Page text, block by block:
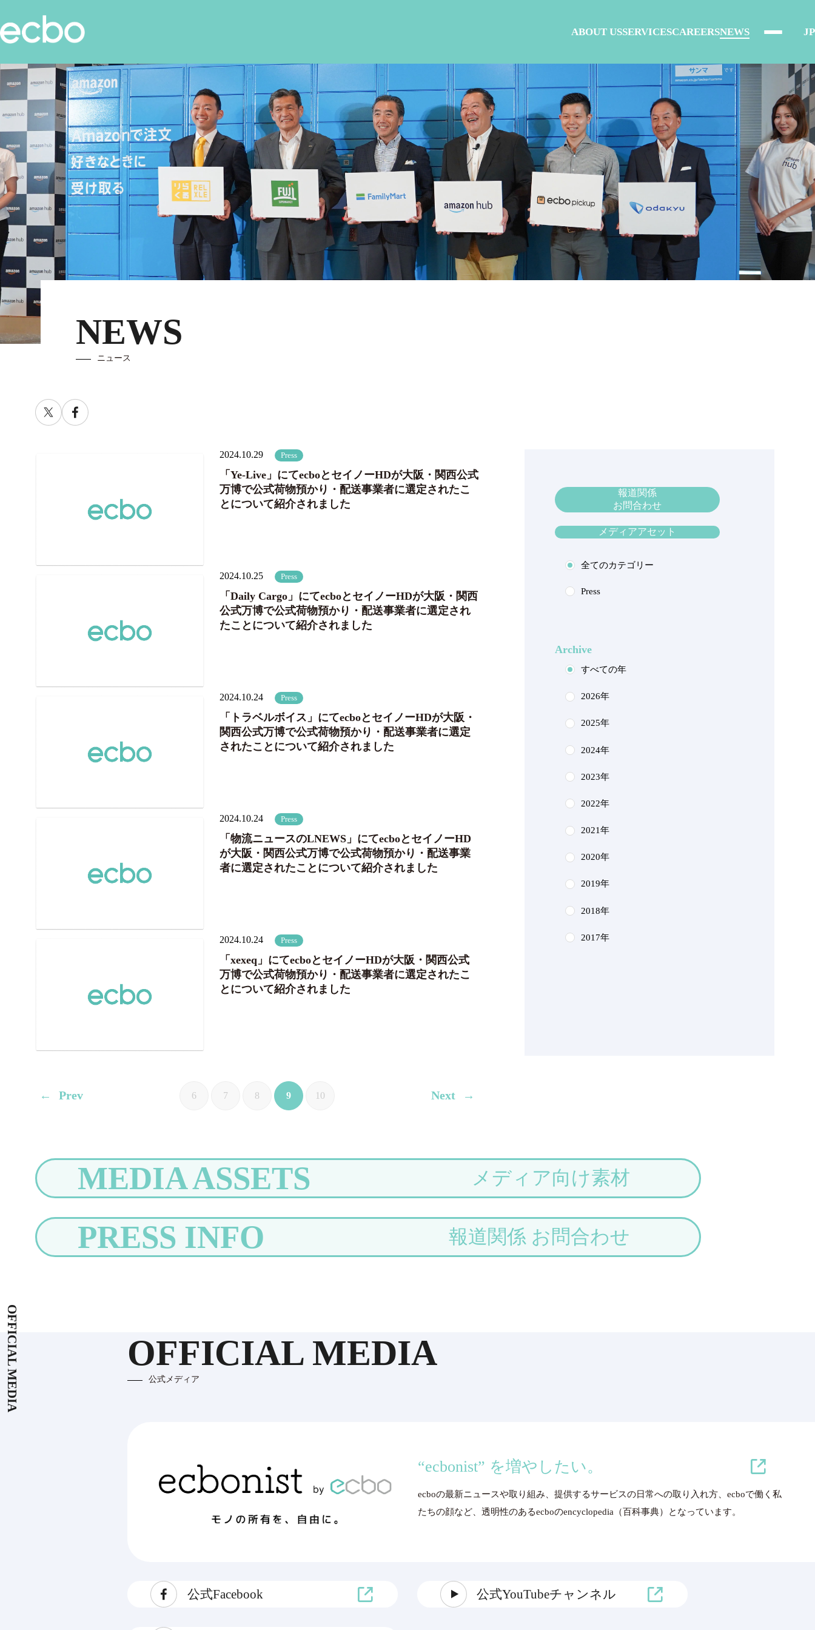
ABOUT USSERVICESCAREERSNEWS JP
OFFICIAL MEDIA
NEWS
ニュース
2024.10.29 Press
「Ye-Live」にてecboとセイノーHDが大阪・関西公式
万博で公式荷物預かり・配送事業者に選定されたこ
とについて紹介されました
2024.10.25 Press
「Daily Cargo」にてecboとセイノーHDが大阪・関西
公式万博で公式荷物預かり・配送事業者に選定され
たことについて紹介されました
2024.10.24 Press
「トラベルボイス」にてecboとセイノーHDが大阪・
関西公式万博で公式荷物預かり・配送事業者に選定
されたことについて紹介されました
2024.10.24 Press
「物流ニュースのLNEWS」にてecboとセイノーHD
が大阪・関西公式万博で公式荷物預かり・配送事業
者に選定されたことについて紹介されました
2024.10.24 Press
「xexeq」にてecboとセイノーHDが大阪・関西公式
万博で公式荷物預かり・配送事業者に選定されたこ
とについて紹介されました
Prev 6 7 8 9 10 Next
報道関係
お問合わせ
メディアアセット
全てのカテゴリー
Press
Archive
すべての年
2026年
2025年
2024年
2023年
2022年
2021年
2020年
2019年
2018年
2017年
MEDIA ASSETS メディア向け素材
PRESS INFO 報道関係 お問合わせ
OFFICIAL MEDIA
公式メディア
“ecbonist” を増やしたい。
ecboの最新ニュースや取り組み、提供するサービスの日常への取り入れ方、ecboで働く私
たちの顔など、透明性のあるecboのencyclopedia（百科事典）となっています。
公式Facebook 公式YouTubeチャンネル